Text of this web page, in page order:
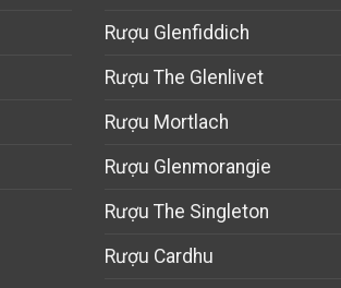
Rượu Glenfiddich
Rượu The Glenlivet
Rượu Mortlach
Rượu Glenmorangie
Rượu The Singleton
Rượu Cardhu